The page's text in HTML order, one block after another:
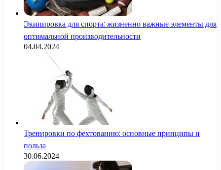
Экипировка для спорта: жизненно важные элементы для
оптимальной производительности
04.04.2024
Тренировки по фехтованию: основные принципы и
польза
30.06.2024